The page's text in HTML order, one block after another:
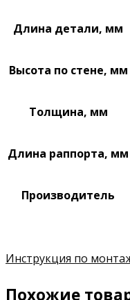
Длина детали, мм
Высота по стене, мм
Толщина, мм
Длина раппорта, мм
Производитель
Инструкция по
Похожие